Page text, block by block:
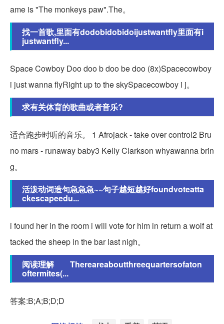
ame is "The monkeys paw".The。
找一首歌,里面有dodobidobidoijustwantfly里面有i
justwantfly...
Space Cowboy Doo doo b doo be doo (8x)Spacecowboy
i just wanna flyRight up to the skySpacecowboy i j。
求有关体育的歌曲或者音乐?
适合跑步时听的音乐。 1 Afrojack - take over control2 Bru
no mars - runaway baby3 Kelly Clarkson whyawanna brin
g。
活泼动词造句急急急~~句子越短越好foundvoteatta
ckescapeedu...
i found her in the room i will vote for him in return a wolf at
tacked the sheep in the bar last nigh。
阅读理解 Thereareaboutthreequartersofaton
oftermites(...
答案:B;A;B;D;D